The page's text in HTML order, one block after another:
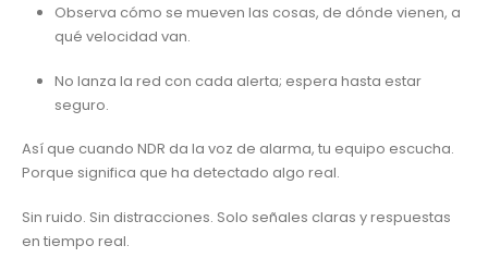
Observa cómo se mueven las cosas, de dónde vienen, a
qué velocidad van.
No lanza la red con cada alerta; espera hasta estar
seguro.
Así que cuando NDR da la voz de alarma, tu equipo escucha.
Porque significa que ha detectado algo real.
Sin ruido. Sin distracciones. Solo señales claras y respuestas
en tiempo real.